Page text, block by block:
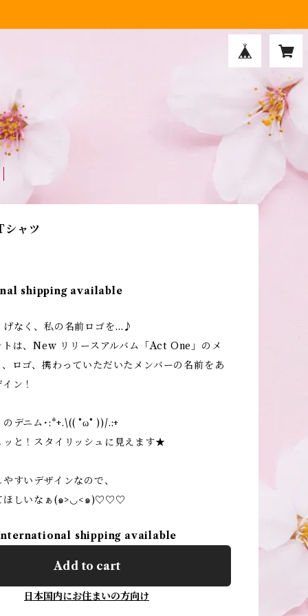
ャツ
shipping available
げなく、私の名前ロゴを…♪
トは、New リリースアルバム「Act One」のメ
ロゴ、携わっていただいたメンバーの名前をあ
ン！
デニム･:*+.\(( °ω° ))/.:+
ッと！スタイリッシュに見えます★
すいデザインなので、
ほしいなぁ(๑>◡<๑)♡♡♡
shipping available
Add to cart
日本国内にお住まいの方向け